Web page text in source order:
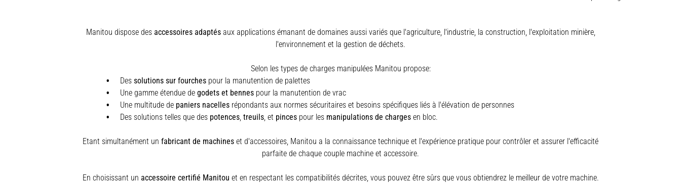
Manitou dispose des accessoires adaptésaux applications émanant de domaines aussi variés que l'agriculture, l'industrie, la construction, l'exploitation minière,
l'environnement et la gestion de déchets.
Selon les types de charges manipulées Manitou propose:
Des solutions sur fourchespour la manutention de palettes
Une gamme étendue de godets et bennespour la manutention de vrac
Une multitude de paniers nacellesrépondants aux normes sécuritaires et besoins spécifiques liés à l'élévation de personnes
Des solutions telles que des potences, treuils, et pincespour les manipulations de chargesen bloc.
Etant simultanément un fabricant de machines et d'accessoires, Manitou a la connaissance technique et l'expérience pratique pour contrôler et assurer l'efficacité
parfaite de chaque couple machine et accessoire.
En choisissant un accessoire certifié Manitou et en respectant les compatibilités décrites, vous pouvez être sûrs que vous obtiendrez le meilleur de votre machine.